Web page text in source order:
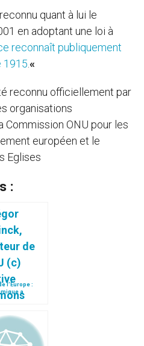
quant à lui le
en adoptant une loi à
reconnaît publiquement
1915«
reconnu officiellement par
organisations
Commission ONU pour les
européen et le
Eglises
:
l’Europe :
a
"génocide"